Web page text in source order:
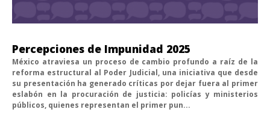
Percepciones de Impunidad 2025
México atraviesa un proceso de cambio profundo a raíz de la
reforma estructural al Poder Judicial, una iniciativa que desde
su presentación ha generado críticas por dejar fuera al primer
eslabón en la procuración de justicia: policías y ministerios
públicos, quienes representan el primer pun...